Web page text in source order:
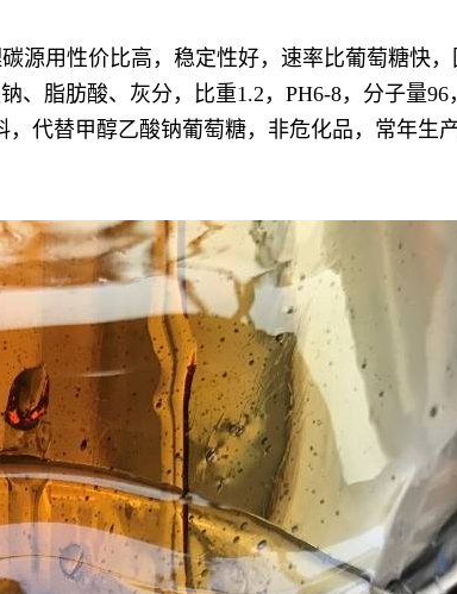
源用性价比高，稳定性好，速率比葡萄糖快
脂肪酸、灰分，比重1.2，PH6-8，分子量
代替甲醇乙酸钠葡萄糖，非危化品，常年